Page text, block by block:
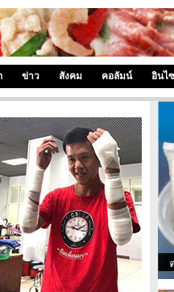
ข่าว สังคม คอลัมน์ อินไ